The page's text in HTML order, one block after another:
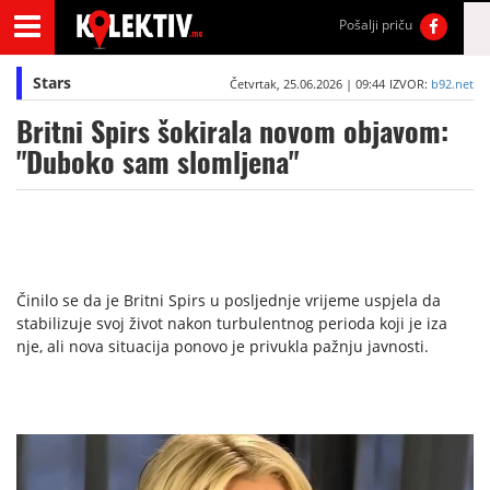
Pošalji priču
Stars Četvrtak, 25.06.2026 | 09:44 IZVOR: b92.net
Britni Spirs šokirala novom objavom:
"Duboko sam slomljena"
Činilo se da je Britni Spirs u posljednje vrijeme uspjela da
stabilizuje svoj život nakon turbulentnog perioda koji je iza
nje, ali nova situacija ponovo je privukla pažnju javnosti.